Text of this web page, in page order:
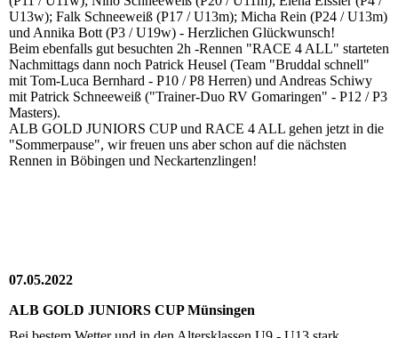
U13w); Falk Schneeweiß (P17 / U13m); Micha Rein (P24 / U13m)
und Annika Bott (P3 / U19w) - Herzlichen Glückwunsch!
Beim ebenfalls gut besuchten 2h -Rennen "RACE 4 ALL" starteten
Nachmittags dann noch Patrick Heusel (Team "Bruddal schnell"
mit Tom-Luca Bernhard - P10 / P8 Herren) und Andreas Schiwy
mit Patrick Schneeweiß ("Trainer-Duo RV Gomaringen" - P12 / P3
Masters).
ALB GOLD JUNIORS CUP und RACE 4 ALL gehen jetzt in die
"Sommerpause", wir freuen uns aber schon auf die nächsten
Rennen in Böbingen und Neckartenzlingen!
07.05.2022
ALB GOLD JUNIORS CUP Münsingen